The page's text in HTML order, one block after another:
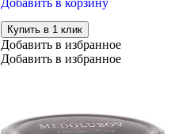
Добавить в корзину
Купить в 1 клик
Добавить в избранное
Добавить в избранное